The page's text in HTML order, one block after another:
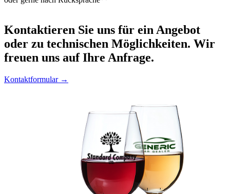
Kontaktieren Sie uns für ein Angebot
oder zu technischen Möglichkeiten. Wir
freuen uns auf Ihre Anfrage.
Kontaktformular →